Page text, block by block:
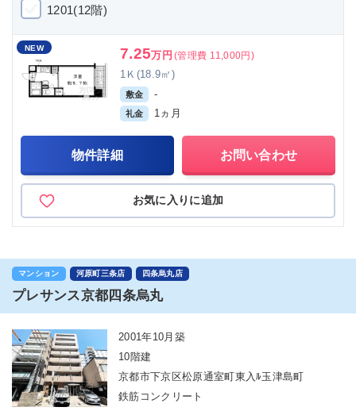
1201(12階)
NEW 7.25万円 (管理費 11,000円)
1Ｋ(18.9㎡)
敷金 -
礼金 1ヵ月
物件詳細 お問い合わせ
お気に入りに追加
マンション 河原町三条店 四条烏丸店
プレサンス京都四条烏丸
2001年10月築
10階建
京都市下京区松原通室町東入ﾙ玉津島町
鉄筋コンクリート